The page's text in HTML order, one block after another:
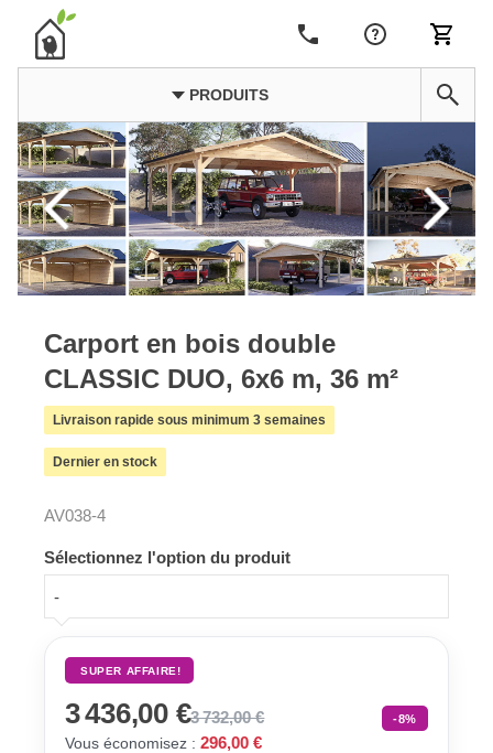
PRODUITS
Carport en bois double
CLASSIC DUO, 6x6 m, 36 m²
Livraison rapide sous minimum 3 semaines
Dernier en stock
AV038-4
Sélectionnez l'option du produit
-
SUPER AFFAIRE!
3 436,00 €3 732,00 € -8%
Vous économisez : 296,00 €